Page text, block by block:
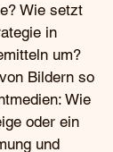
Wie setzt
in
um?
Bildern so
Wie
oder ein
und